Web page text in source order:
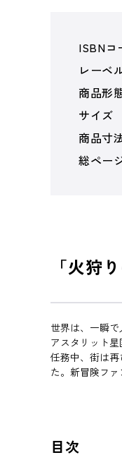
ISBNコ
レーベ
商品形
サイズ
商品寸
総ペー
「火狩
世界は、一瞬
アスタリット
任務中、街は
た。新冒険ファ
目次